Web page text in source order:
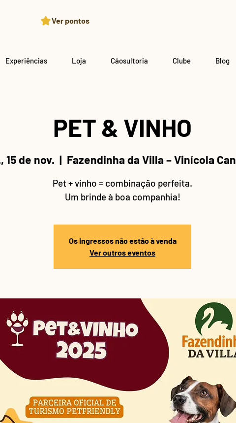
Ver pontos
Experiências Loja Cãosultoria Clube Blog
PET & VINHO
15 de nov.
  |
Fazendinha da Villa – Vinícola
Pet + vinho = combinação perfeita.
Um brinde à boa companhia!
Os ingressos não estão à venda
Ver outros eventos